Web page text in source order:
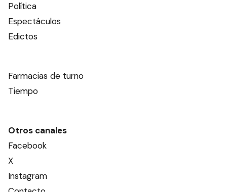
Política
Espectáculos
Edictos
Farmacias de turno
Tiempo
Otros canales
Facebook
X
Instagram